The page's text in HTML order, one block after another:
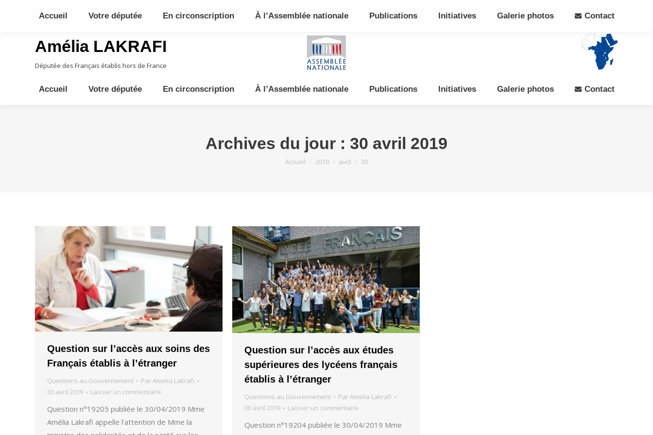
Facebook
opens
in
new
X
opens
in
new
Amélia LAKRAFI
Députée des Français établis hors de France
Accueil Votre députée En circonscription À l’Assemblée nationale Publications Initiatives Galerie photos Contact
Archives du jour : 30 avril 2019
Vous êtes ici :
Accueil 2019 avril 30
Question sur l’accès aux soins des
Français établis à l’étranger
Questions au Gouvernement ParAmelia Lakrafi
30 avril 2019
Laisser un commentaire
Question n°19205 publiée le 30/04/2019 Mme
Amélia Lakrafi appelle l’attention de Mme la
Question sur l’accès aux études
supérieures des lycéens français
établis à l’étranger
Questions au Gouvernement ParAmelia Lakrafi
30 avril 2019
Laisser un commentaire
Question n°19204 publiée le 30/04/2019 Mme
Accueil Votre députée En circonscription À l’Assemblée nationale Publications Initiatives Galerie photos Contact